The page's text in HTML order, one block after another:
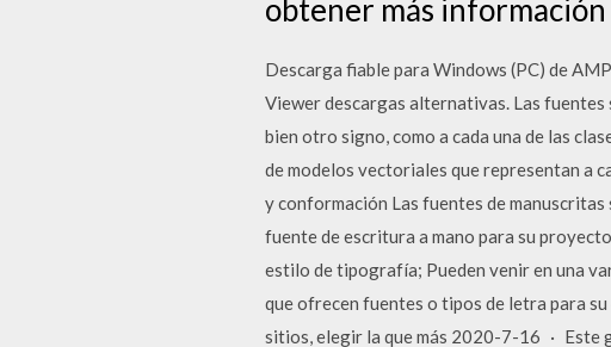
obtener más información
Descarga fiable para Windows (PC) de
Viewer descargas alternativas. Las fuentes
bien otro signo, como a cada una de las
de modelos vectoriales que representan a
y conformación Las fuentes de manuscritas
fuente de escritura a mano para su
estilo de tipografía; Pueden venir en una
que ofrecen fuentes o tipos de letra para
sitios, elegir la que más 2020-7-16 · Este